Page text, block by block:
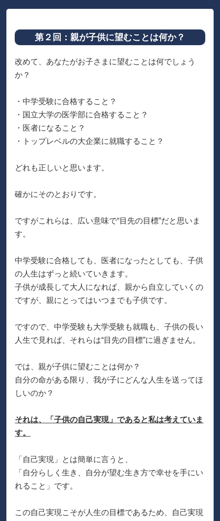
第２回：親が子供に望むことは何か？
改めて、あなたがお子さまに望むことは何でしょう
か？
・中学受験に合格すること？
・国立大学の医学部に合格すること？
・医者になること？
・トップレベルの大企業に就職すること？
どれも正しいと思います。
確かにそのとおりです。
ですがこれらは、広い意味で“目先の目標”だと思いま
す。
中学受験に合格しても、医者になったとしても、子供
の人生はずっと続いていきます。
子供が成長して大人になれば、親から自立していくの
ですが、親にとってはいつまでも子供です。
ですので、中学受験も大学受験も就職も、子供の長い
人生で見れば、それらは“目先の目標”に過ぎません。
では、親が子供に望むことは何か？
自分の命がある限り、我が子にどんな人生を送ってほ
しいのか？
それは、「子供の自己実現」であると私は考えていま
す。
「自己実現」とは簡単に言うと、
「自分らしく生き、自分が望む生き方で幸せを手にい
れること」です。
この自己実現こそが人生の目標であるため、自己実現